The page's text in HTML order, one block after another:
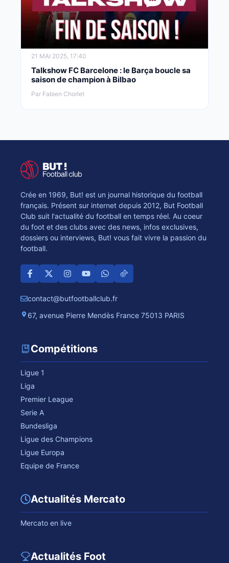
21 MAI 2025, 17:40
Talkshow FC Barcelone : le Barça boucle sa
saison de champion à Bilbao
Par Fabien Chorlet
Crée en 1969, But! est un journal historique du football
français. Présent sur internet depuis 2012, But Football
Club suit l'actualité du football en temps réel. Au coeur
du foot et des clubs avec des news, infos exclusives,
dossiers ou interviews, But! vous fait vivre la passion du
football.
contact@butfootballclub.fr
67, avenue Pierre Mendès France 75013 PARIS
Compétitions
Ligue 1
Liga
Premier League
Serie A
Bundesliga
Ligue des Champions
Ligue Europa
Equipe de France
Actualités Mercato
Mercato en live
Actualités Foot